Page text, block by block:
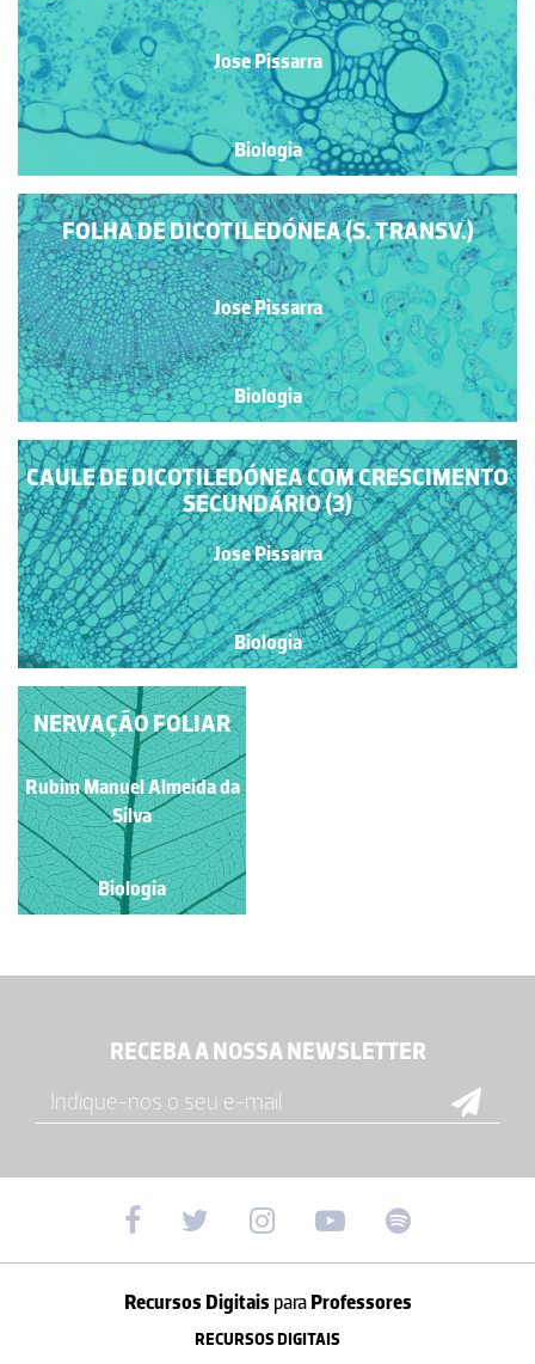
Jose Pissarra
Biologia
FOLHA DE DICOTILEDÓNEA (S. TRANSV.)
Jose Pissarra
Biologia
CAULE DE DICOTILEDÓNEA COM CRESCIMENTO
SECUNDÁRIO (3)
Jose Pissarra
Biologia
NERVAÇÃO FOLIAR
Rubim Manuel Almeida da
Silva
Biologia
RECEBA A NOSSA NEWSLETTER
Recursos Digitais paraProfessores
RECURSOS DIGITAIS